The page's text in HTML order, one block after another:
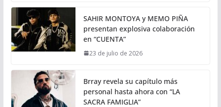
SAHIR MONTOYA y MEMO PIÑA
presentan explosiva colaboración
en “CUENTA”
23 de julio de 2026
Brray revela su capítulo más
personal hasta ahora con “LA
SACRA FAMIGLIA”